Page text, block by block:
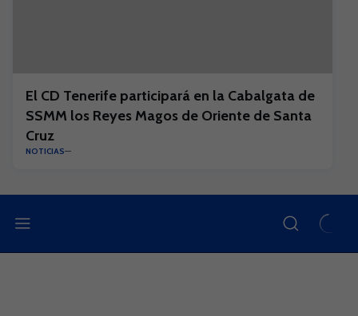
El CD Tenerife participará en la Cabalgata de
SSMM los Reyes Magos de Oriente de Santa
Cruz
NOTICIAS